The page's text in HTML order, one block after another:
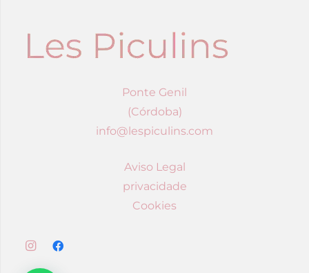
Ponte Genil
(Córdoba)
info@lespiculins.com
Aviso Legal
privacidade
Cookies